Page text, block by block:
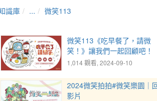
識庫 ... 微笑113
微笑113《吃早餐了，請微
笑！》讓我們一起回顧吧！
1,014 觀看, 2024-09-10
2024微笑拍拍#微笑樂園｜
影片